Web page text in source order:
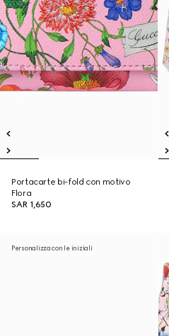
Portacarte bi-fold con motivo
Flora
SAR 1,650
Personalizza con le iniziali